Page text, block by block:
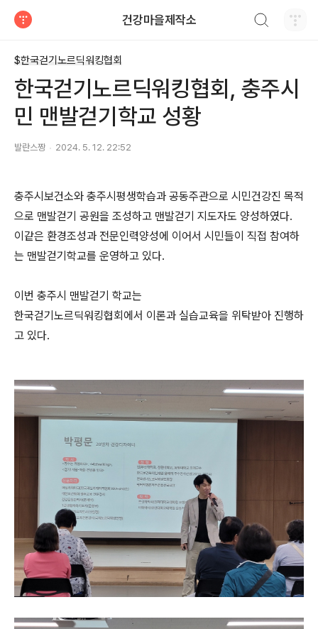
건강마을제작소
$한국걷기노르딕워킹협회
한국걷기노르딕워킹협회, 충주시
민 맨발걷기학교 성황
발란스짱 2024. 5. 12. 22:52
충주시보건소와 충주시평생학습과 공동주관으로 시민건강진 목적
으로 맨발걷기 공원을 조성하고 맨발걷기 지도자도 양성하였다.
이같은 환경조성과 전문인력양성에 이어서 시민들이 직접 참여하
는 맨발걷기학교를 운영하고 있다.
이번 충주시 맨발걷기 학교는
한국걷기노르딕워킹협회에서 이론과 실습교육을 위탁받아 진행하
고 있다.